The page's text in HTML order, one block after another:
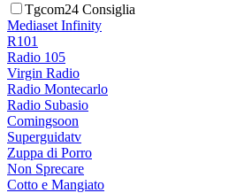
Tgcom24 Consiglia
Mediaset Infinity
R101
Radio 105
Virgin Radio
Radio Montecarlo
Radio Subasio
Comingsoon
Superguidatv
Zuppa di Porro
Non Sprecare
Cotto e Mangiato